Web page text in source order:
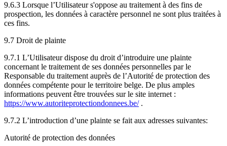
9.6.3 Lorsque l’Utilisateur s'oppose au traitement à des fins de
prospection, les données à caractère personnel ne sont plus traitées à
ces fins.
9.7 Droit de plainte
9.7.1 L’Utilisateur dispose du droit d’introduire une plainte
concernant le traitement de ses données personnelles par le
Responsable du traitement auprès de l’Autorité de protection des
données compétente pour le territoire belge. De plus amples
informations peuvent être trouvées sur le site internet :
https://www.autoriteprotectiondonnees.be/.
9.7.2 L’introduction d’une plainte se fait aux adresses suivantes:
Autorité de protection des données